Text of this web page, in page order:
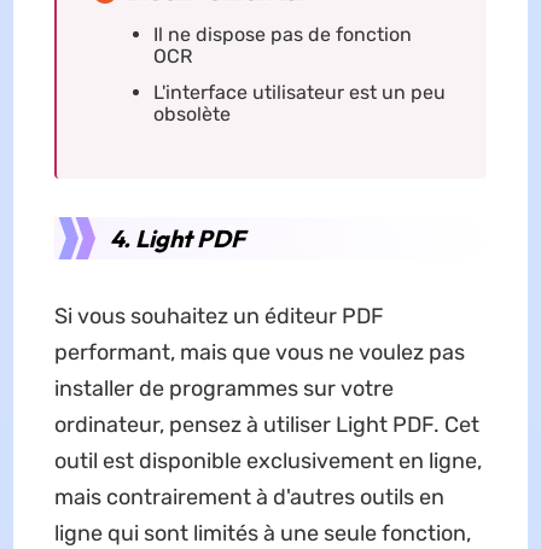
Il ne dispose pas de fonction
OCR
L'interface utilisateur est un peu
obsolète
4. Light PDF
Si vous souhaitez un éditeur PDF
performant, mais que vous ne voulez pas
installer de programmes sur votre
ordinateur, pensez à utiliser Light PDF. Cet
outil est disponible exclusivement en ligne,
mais contrairement à d'autres outils en
ligne qui sont limités à une seule fonction,